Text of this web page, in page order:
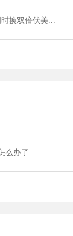
换双倍伏美...
么办了